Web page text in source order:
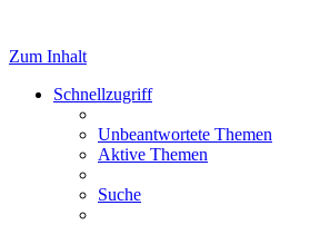
Zum Inhalt
Schnellzugriff
Unbeantwortete Themen
Aktive Themen
Suche